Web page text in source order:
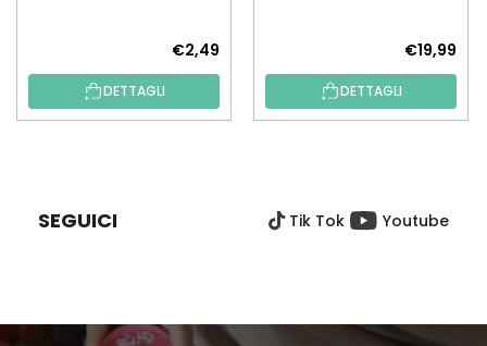
€2,49
DETTAGLI
€19,99
DETTAGLI
G
SEGUICI Tik Tok Youtube